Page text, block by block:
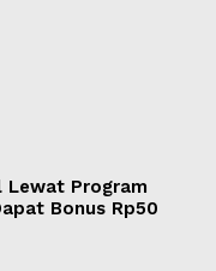
Lewat Program
Bonus Rp50